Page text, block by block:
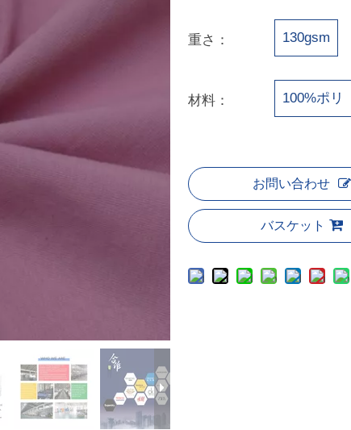
重さ： 130gsm
材料： 100%ポリ
お問い合わせ
バスケット